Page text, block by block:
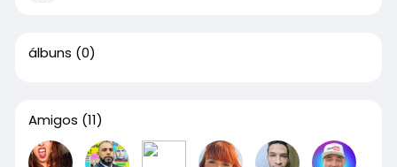
álbuns (0)
Amigos (11)